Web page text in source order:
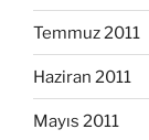
Temmuz 2011
Haziran 2011
Mayıs 2011